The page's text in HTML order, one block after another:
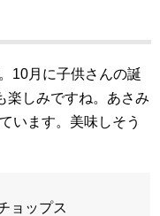
10月に子供さんの誕
楽しみですね。あさみ
います。美味しそう
ョップス